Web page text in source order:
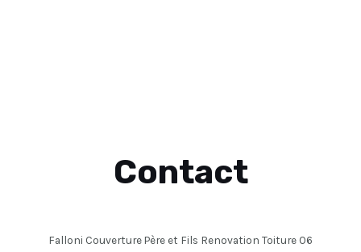
Contact
Falloni Couverture Père et Fils Renovation Toiture 06